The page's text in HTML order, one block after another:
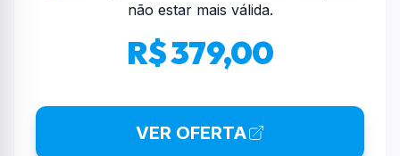
não estar mais válida.
R$ 379,00
VER OFERTA